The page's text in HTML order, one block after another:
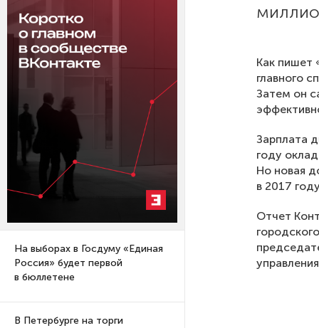
На выборах в Госдуму «Единая
Россия» будет первой
в бюллетене
В Петербурге на торги
Как пишет
главного
Затем он
Зарплата
году
Но новая
в 2017
Отчет